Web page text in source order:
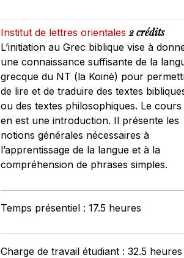
Institut de lettres orientales2 crédits
L’initiation au Grec biblique vise à
une connaissance suffisante de la
grecque du NT (la Koinè) pour
de lire et de traduire des textes
ou des textes philosophiques. Le cours
en est une introduction. Il présente les
notions générales nécessaires à
l’apprentissage de la langue et à la
compréhension de phrases simples.
Temps présentiel : 17.5 heures
Charge de travail étudiant : 32.5 heures